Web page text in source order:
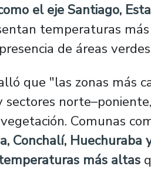
el eje Santiago,
temperaturas
de áreas
que "las zonas más
Comunas
Conchalí,
más altas